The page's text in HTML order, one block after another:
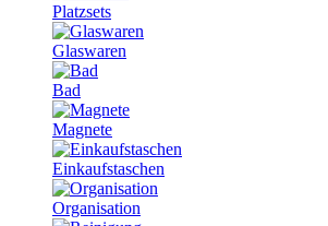
Platzsets
Glaswaren
Bad
Magnete
Einkaufstaschen
Organisation